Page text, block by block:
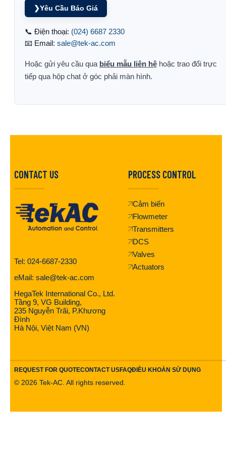
❯Yêu Cầu Báo Giá
📞 Điện thoại: (024) 6687 2330
📧 Email: sale@tek-ac.com
Hoặc gửi yêu cầu qua biểu mẫu liên hệ hoặc trao đổi trực
tiếp qua hộp chat ở góc phải màn hình.
CONTACT US
Tel: 024-6687-2330
eMail: sale@tek-ac.com
HegaTek International Co., Ltd.
Tầng 9, VG Building,
235 Nguyễn Trãi, P.Khương
Đình
Hà Nội, Việt Nam (VN)
PROCESS CONTROL
Cảm biến
Flowmeter
Transmitters
DCS
Valves
Actuators
REQUEST FOR QUOTECONTACT USFAQĐIỀU KHOẢN SỬ DỤNG
© 2026 Tek-AC. All rights reserved.